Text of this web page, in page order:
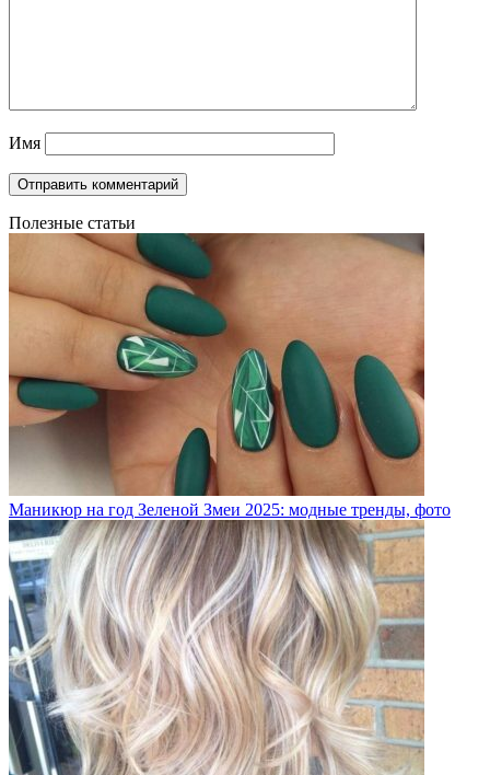
Имя
Полезные статьи
Маникюр на год Зеленой Змеи 2025: модные тренды, фото